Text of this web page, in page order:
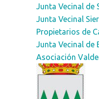
Junta Vecinal de
Junta Vecinal
Propietarios de
Junta Vecinal de
Asociación